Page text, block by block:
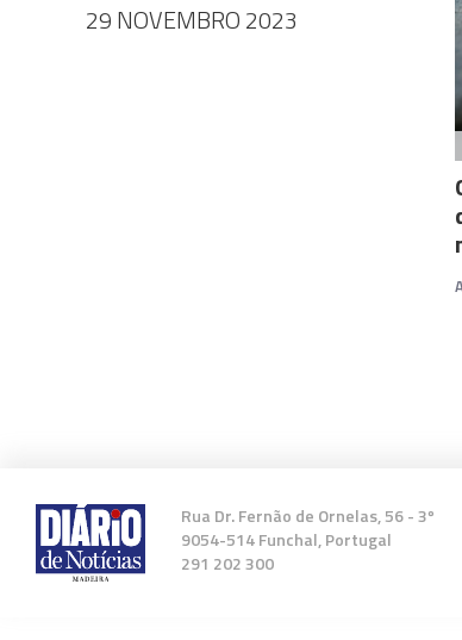
29 NOVEMBRO 2023
Rua Dr. Fernão de Ornelas, 56 - 3º
9054-514 Funchal, Portugal
291 202 300